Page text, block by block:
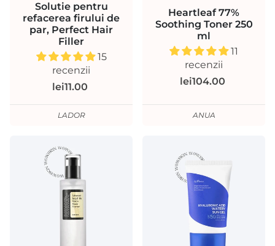
Solutie pentru
refacerea firului de
par, Perfect Hair
Filler
15
recenzii
lei11.00
LADOR
Heartleaf 77%
Soothing Toner 250
ml
11
recenzii
lei104.00
ANUA